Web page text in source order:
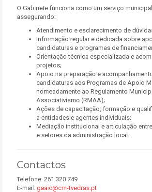
O Gabinete funciona como um serviço
assegurando:
Atendimento e esclarecimento de
Informação regular e dedicada sobre
candidaturas e programas de
Orientação técnica especializada e
projetos;
Apoio na preparação e
candidaturas aos Programas de Apoio
nomeadamente ao Regulamento
Associativismo (RMAA);
Ações de capacitação, formação e
a entidades e agentes individuais;
Mediação institucional e articulação
e setores da administração local.
Contactos
Telefone: 261 320 749
E-mail: gaaic@cm-tvedras.pt